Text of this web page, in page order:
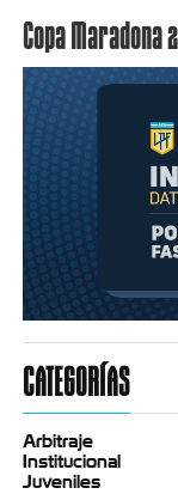
Copa Maradona
CATEGORÍAS
Arbitraje
Institucional
Juveniles